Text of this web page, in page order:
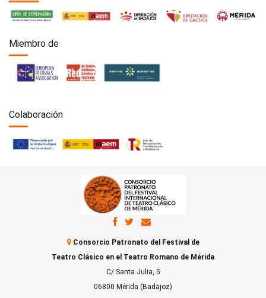
Miembro de
Colaboración
Consorcio Patronato del Festival de
Teatro Clásico en el Teatro Romano de Mérida
C/ Santa Julia, 5
06800 Mérida (Badajoz)